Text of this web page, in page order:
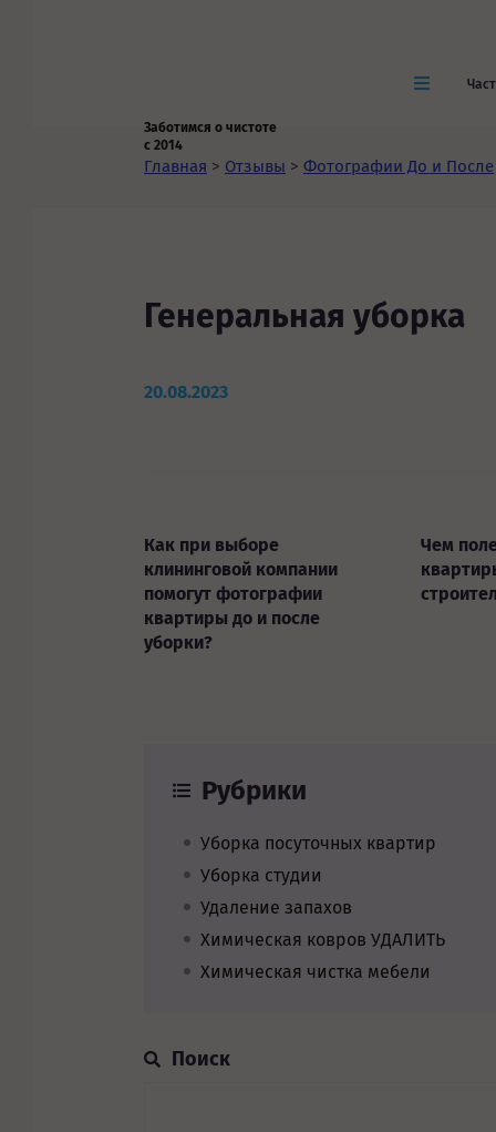
Заботимся о чистоте
с 2014
Главная > Отзывы > Фотографии До и После
Генеральная уборка
20.08.2023
Как при выборе
клининговой компании
помогут фотографии
квартиры до и после
уборки?
Чем
Рубрики
Уборка посуточных квартир
Уборка студии
Удаление запахов
Химическая ковров УДАЛИТЬ
Химическая чистка мебели